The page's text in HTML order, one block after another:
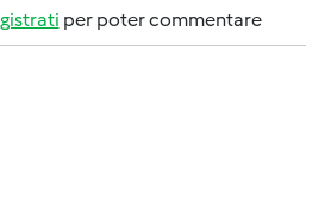
per poter commentare